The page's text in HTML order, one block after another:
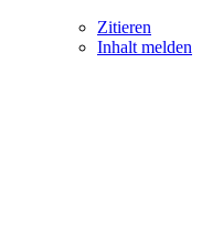
Zitieren
Inhalt melden